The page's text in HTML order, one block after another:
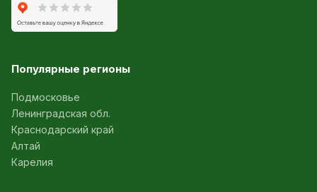
Популярные регионы
Подмосковье
Ленинградская обл.
Краснодарский край
Алтай
Карелия